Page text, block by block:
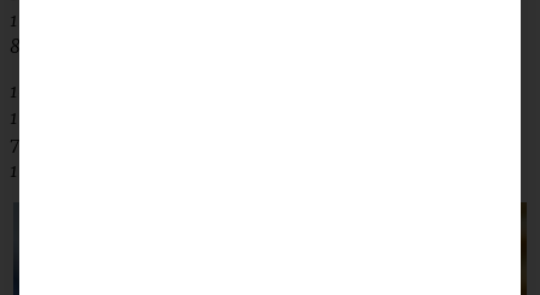
1 TL Kardamom
800 – 900 g Mehl
100 g Zucker
1 EL Zimt
75 g Butter
1 Ei